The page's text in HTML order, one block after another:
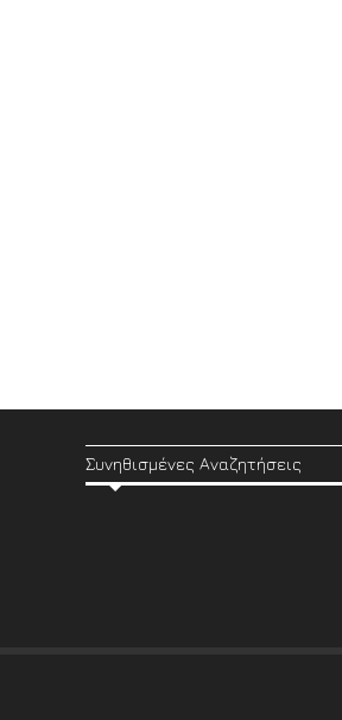
Συνηθισμένες Αναζητήσεις